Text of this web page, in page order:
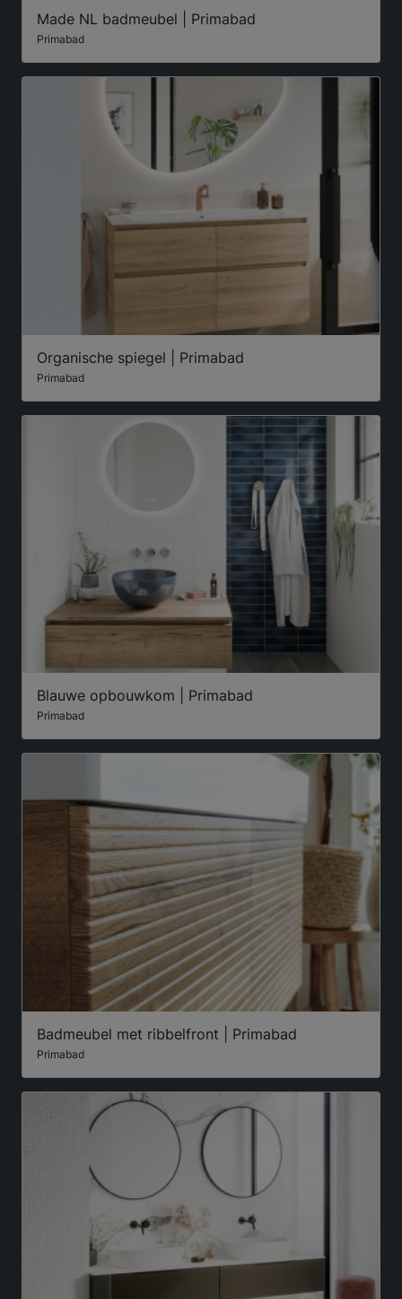
Made NL badmeubel | Primabad
Primabad
Organische spiegel | Primabad
Primabad
Blauwe opbouwkom | Primabad
Primabad
Badmeubel met ribbelfront | Primabad
Primabad